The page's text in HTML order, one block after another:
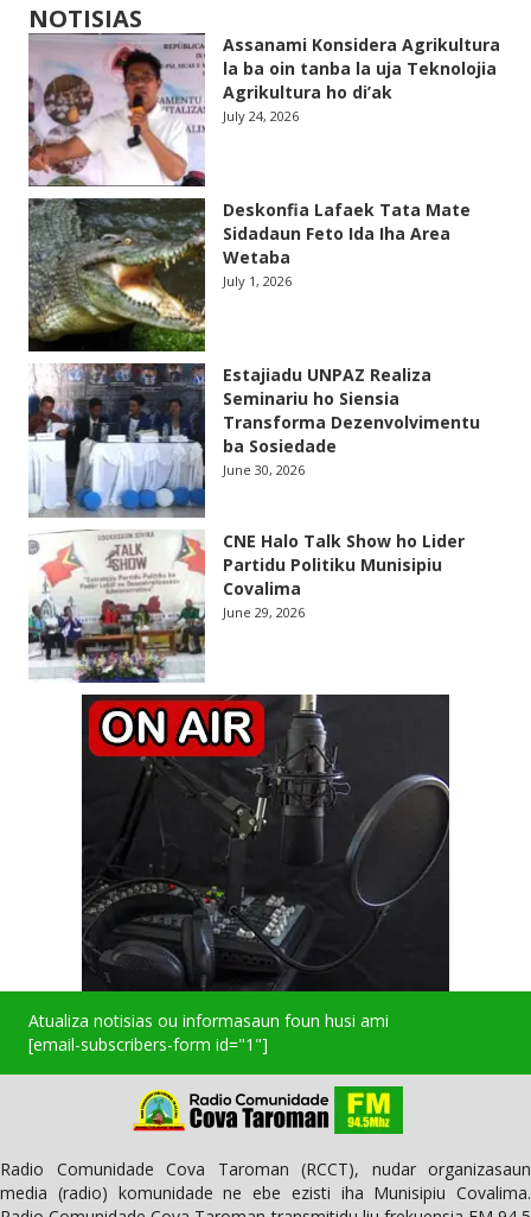
NOTISIAS
Assanami Konsidera Agrikultura
la ba oin tanba la uja Teknolojia
Agrikultura ho di’ak
July 24, 2026
Deskonfia Lafaek Tata Mate
Sidadaun Feto Ida Iha Area
Wetaba
July 1, 2026
Estajiadu UNPAZ Realiza
Seminariu ho Siensia
Transforma Dezenvolvimentu
ba Sosiedade
June 30, 2026
CNE Halo Talk Show ho Lider
Partidu Politiku Munisipiu
Covalima
June 29, 2026
Atualiza notisias ou informasaun foun husi ami
[email-subscribers-form id="1"]
Radio Comunidade Cova Taroman (RCCT), nudar organizasaun
media (radio) komunidade ne ebe ezisti iha Munisipiu Covalima.